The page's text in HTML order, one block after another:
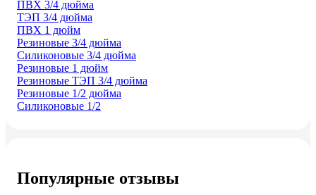
ПВХ 3/4 дюйма
ТЭП 3/4 дюйма
ПВХ 1 дюйм
Резиновые 3/4 дюйма
Силиконовые 3/4 дюйма
Резиновые 1 дюйм
Резиновые ТЭП 3/4 дюйма
Резиновые 1/2 дюйма
Силиконовые 1/2
Популярные отзывы